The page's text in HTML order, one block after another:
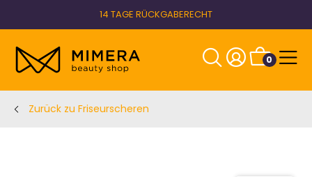
14 TAGE RÜCKGABERECHT
0
Zurück zu Friseurscheren